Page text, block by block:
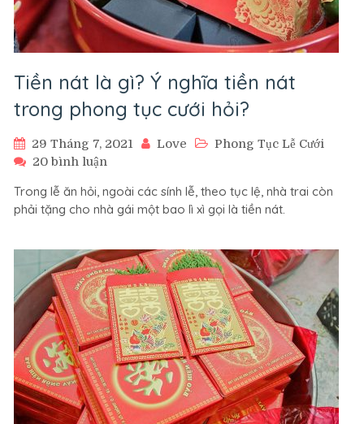
Tiền nát là gì? Ý nghĩa tiền nát
trong phong tục cưới hỏi?
29 Tháng 7, 2021 Love
Phong Tục Lễ Cưới
20 bình luận
nát
là
nghĩa
tiền
nát
trong
phong
tục
cưới
hỏi?
Trong lễ ăn hỏi, ngoài các sính lễ, theo tục lệ, nhà trai còn
phải tặng cho nhà gái một bao lì xì gọi là tiền nát.